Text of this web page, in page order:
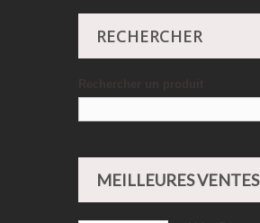
RECHERCHER
MEILLEURES VENTES